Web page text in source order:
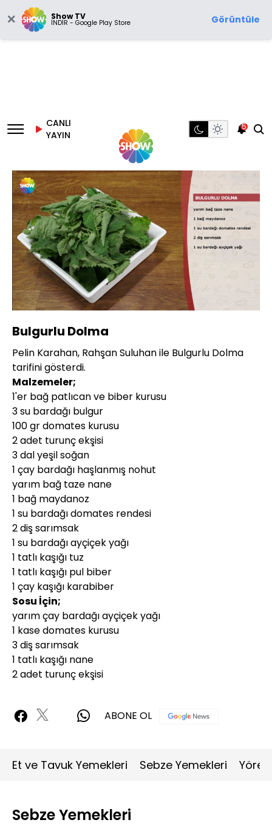
Show TV
İNDİR - Google Play Store Görüntüle
CANLI
YAYIN
5
Sesi
Aç
Yüklendi:
8.45%
Hızı
Bulgurlu Dolma
Pelin Karahan, Rahşan Suluhan ile Bulgurlu Dolma
tarifini gösterdi.
Malzemeler;
1'er bağ patlıcan ve biber kurusu
3 su bardağı bulgur
100 gr domates kurusu
2 adet turunç ekşisi
3 dal yeşil soğan
1 çay bardağı haşlanmış nohut
yarım bağ taze nane
1 bağ maydanoz
1 su bardağı domates rendesi
2 diş sarımsak
1 su bardağı ayçiçek yağı
1 tatlı kaşığı tuz
1 tatlı kaşığı pul biber
1 çay kaşığı karabiber
Sosu İçin;
yarım çay bardağı ayçiçek yağı
1 kase domates kurusu
3 diş sarımsak
1 tatlı kaşığı nane
2 adet turunç ekşisi
ABONE OL
Et ve Tavuk Yemekleri Sebze Yemekleri
Sebze Yemekleri